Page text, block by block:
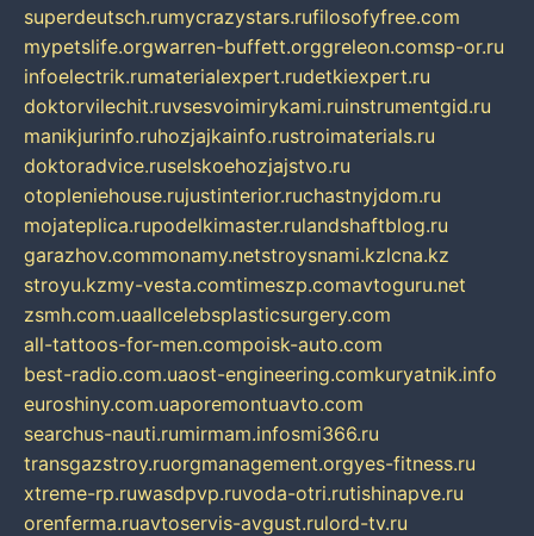
superdeutsch.rumycrazystars.rufilosofyfree.com
mypetslife.orgwarren-buffett.orggreleon.comsp-or.ru
infoelectrik.rumaterialexpert.rudetkiexpert.ru
doktorvilechit.ruvsesvoimirykami.ruinstrumentgid.ru
manikjurinfo.ruhozjajkainfo.rustroimaterials.ru
doktoradvice.ruselskoehozjajstvo.ru
otopleniehouse.rujustinterior.ruchastnyjdom.ru
mojateplica.rupodelkimaster.rulandshaftblog.ru
garazhov.commonamy.netstroysnami.kzlcna.kz
stroyu.kzmy-vesta.comtimeszp.comavtoguru.net
zsmh.com.uaallcelebsplasticsurgery.com
all-tattoos-for-men.compoisk-auto.com
best-radio.com.uaost-engineering.comkuryatnik.info
euroshiny.com.uaporemontuavto.com
searchus-nauti.rumirmam.infosmi366.ru
transgazstroy.ruorgmanagement.orgyes-fitness.ru
xtreme-rp.ruwasdpvp.ruvoda-otri.rutishinapve.ru
orenferma.ruavtoservis-avgust.rulord-tv.ru